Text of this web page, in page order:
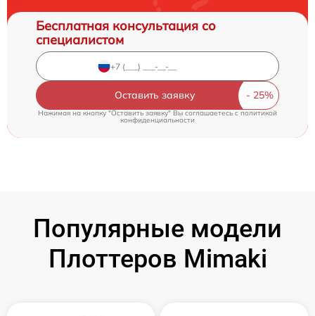
Бесплатная консультация со
специалистом
Оставить заявку
Нажимая на кнопку "Оставить заявку" Вы соглашаетесь cполитикой
конфиденциальности
Популярные модели
Плоттеров Mimaki